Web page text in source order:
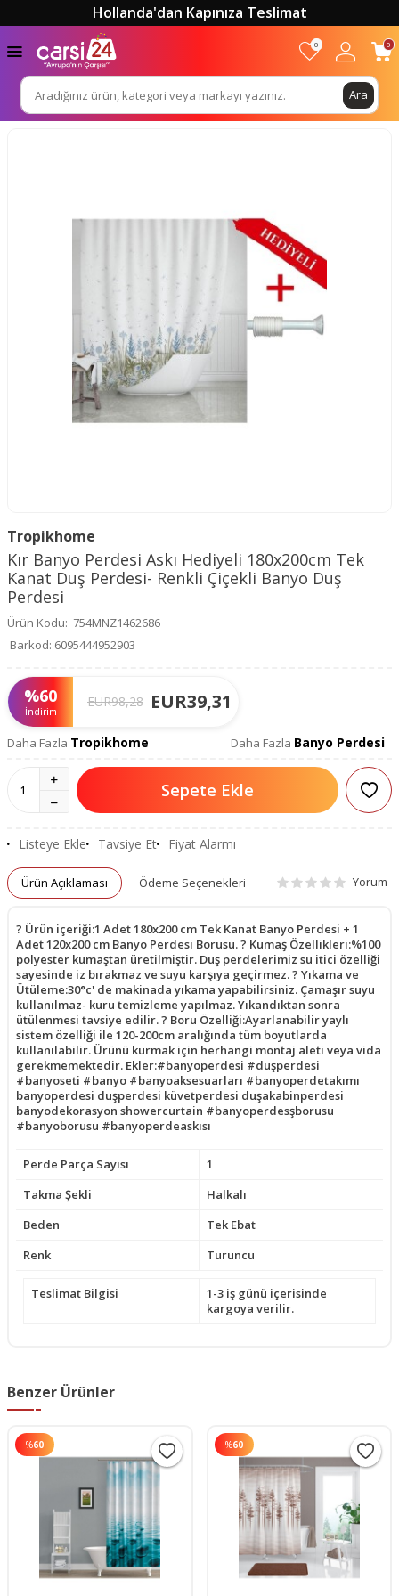
Hollanda'dan Kapınıza Teslimat
Ara
0 0
Tropikhome
Kır Banyo Perdesi Askı Hediyeli 180x200cm Tek
Kanat Duş Perdesi- Renkli Çiçekli Banyo Duş
Perdesi
Ürün Kodu: 754MNZ1462686
Barkod: 6095444952903
%60
İndirim
EUR98,28 EUR39,31
Daha Fazla Tropikhome Daha Fazla Banyo Perdesi
Sepete Ekle
Listeye Ekle Tavsiye Et Fiyat Alarmı
Ürün Açıklaması Ödeme Seçenekleri Yorum
? Ürün içeriği:1 Adet 180x200 cm Tek Kanat Banyo Perdesi + 1
Adet 120x200 cm Banyo Perdesi Borusu. ? Kumaş Özellikleri:%100
polyester kumaştan üretilmiştir. Duş perdelerimiz su itici özelliği
sayesinde iz bırakmaz ve suyu karşıya geçirmez. ? Yıkama ve
Ütüleme:30°c' de makinada yıkama yapabilirsiniz. Çamaşır suyu
kullanılmaz- kuru temizleme yapılmaz. Yıkandıktan sonra
ütülenmesi tavsiye edilir. ? Boru Özelliği:Ayarlanabilir yaylı
sistem özelliği ile 120-200cm aralığında tüm boyutlarda
kullanılabilir. Ürünü kurmak için herhangi montaj aleti veya vida
gerekmemektedir. Ekler:#banyoperdesi #duşperdesi
#banyoseti #banyo #banyoaksesuarları #banyoperdetakımı
banyoperdesi duşperdesi küvetperdesi duşakabinperdesi
banyodekorasyon showercurtain #banyoperdesşborusu
#banyoborusu #banyoperdeaskısı
Perde Parça Sayısı
1
Takma Şekli
Halkalı
Beden
Tek Ebat
Renk
Turuncu
Teslimat Bilgisi
1-3 iş günü içerisinde
kargoya verilir.
Benzer Ürünler
%60 %60